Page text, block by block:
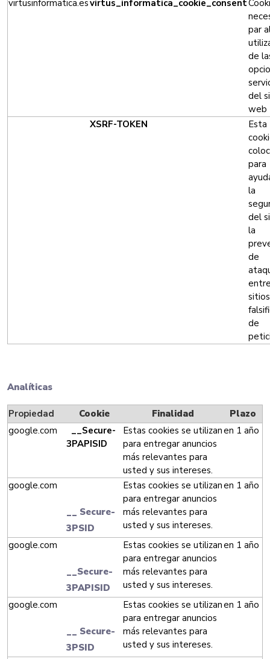
virtusinformatica.esvirtus_informatica_cookie_consent
par
de
del
web
XSRF-TOKEN
Esta
para
la
del
la
de
de
Analíticas
Propiedad Cookie Finalidad
Plazo
google.com
__Secure-
3PAPISID
Estas cookies se utilizan
para entregar anuncios
más relevantes para
usted y sus intereses.
en 1 año
google.com
__ Secure-
3PSID
Estas cookies se utilizan
para entregar anuncios
más relevantes para
usted y sus intereses.
en 1 año
google.com
__Secure-
3PAPISID
Estas cookies se utilizan
para entregar anuncios
más relevantes para
usted y sus intereses.
en 1 año
google.com
__ Secure-
3PSID
Estas cookies se utilizan
para entregar anuncios
más relevantes para
usted y sus intereses.
en 1 año